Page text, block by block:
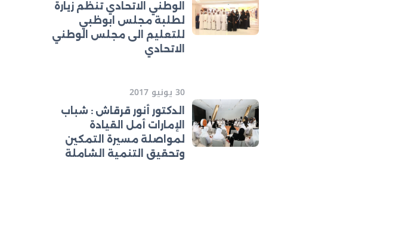
الوطني الاتحادي تنظم زيارة
لطلبة مجلس ابوظبي
للتعليم الى مجلس الوطني
الاتحادي
30 يونيو 2017
الدكتور أنور قرقاش : شباب
الإمارات أمل القيادة
لمواصلة مسيرة التمكين
وتحقيق التنمية الشاملة